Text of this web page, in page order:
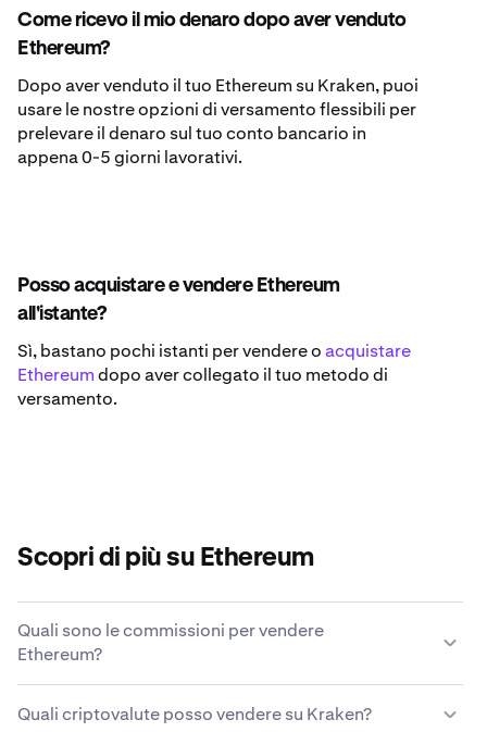
Come ricevo il mio denaro dopo aver venduto
Ethereum?
Dopo aver venduto il tuo Ethereum su Kraken, puoi
usare le nostre opzioni di versamento flessibili per
prelevare il denaro sul tuo conto bancario in
appena 0-5 giorni lavorativi.
Posso acquistare e vendere Ethereum
all'istante?
Sì, bastano pochi istanti per vendere oacquistare
Ethereumdopo aver collegato il tuo metodo di
versamento.
Scopri di più su Ethereum
Quali sono le commissioni per vendere
Ethereum?
basata su condizioni di mercato, metodo di pagamento,
Quali criptovalute posso vendere su Kraken?